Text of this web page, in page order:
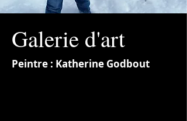
Galerie d'art
Peintre : Katherine Godbout